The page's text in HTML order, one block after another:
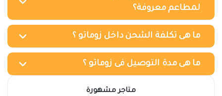
لمطاعم معروفة؟
ما هى تكلفة الشحن داخل زوماتو ؟
ما هى مدة التوصيل فى زوماتو ؟
متاجر مشهورة